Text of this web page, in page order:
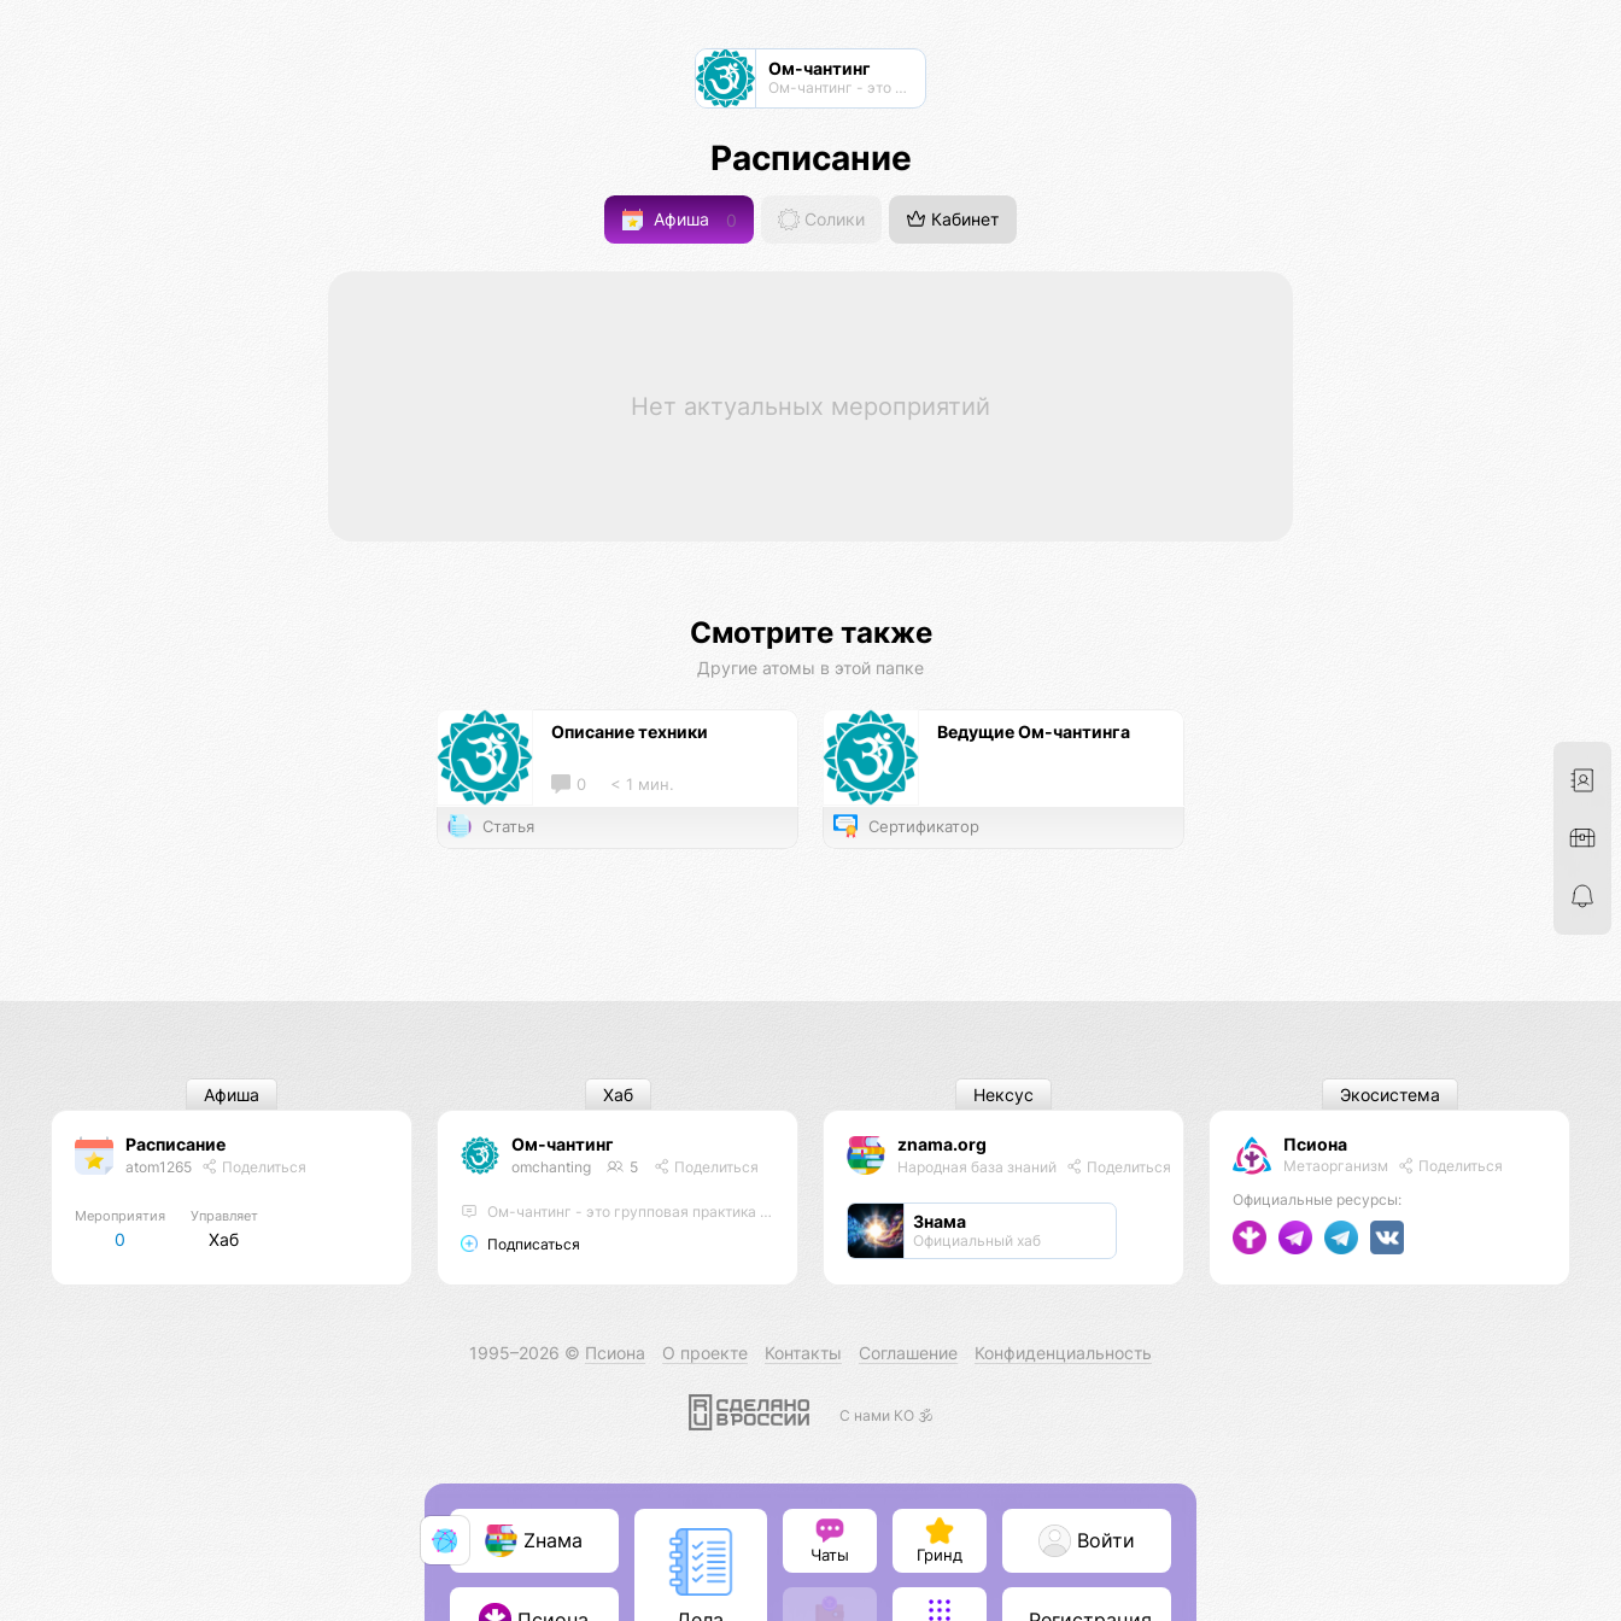
Ом-чантинг
Ом-чантинг - это групповая практика пропевания звука Ом
Расписание
Афиша 0 Солики Кабинет
Нет актуальных мероприятий
Смотрите также
Другие атомы в этой папке
Описание техники
0 < 1 мин.
Статья
Ведущие Ом-чантинга
Сертификатор
Расписание
atom1265 Поделиться
Мероприятия
0
Управляет
Хаб
Афиша
Ом-чантинг
omchanting 5 Поделиться
Ом-чантинг - это групповая практика пропевания звука Ом
Подписаться
Хаб
znama.org
Народная база знаний Поделиться
Знама
Официальный хаб
Нексус
Псиона
Метаорганизм
Поделиться
Официальные ресурсы:
Экосистема
1995–2026 © Псиона О проекте Контакты Соглашение Конфиденциальность
С нами КО 🕉️
Zнама
Чаты Гринд
Войти